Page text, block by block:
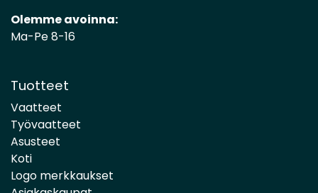
Olemme avoinna:
Ma-Pe 8-16
Tuotteet
Vaatteet
Työvaatteet
Asusteet
Koti
Logo merkkaukset